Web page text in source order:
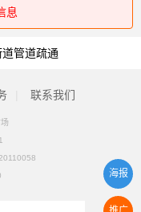
息
管道疏通
联系我们
海报